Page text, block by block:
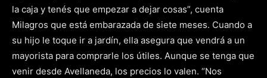
la caja y tenés que empezar a dejar cosas”, cuenta
Milagros que está embarazada de siete meses. Cuando a
su hijo le toque ir a jardín, ella asegura que vendrá a un
mayorista para comprarle los útiles. Aunque se tenga que
venir desde Avellaneda, los precios lo valen. “Nos